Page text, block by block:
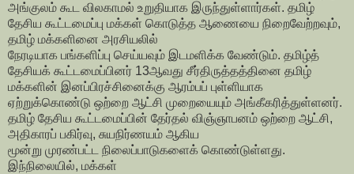
அங்குலம் கூட விலகாமல் உறுதியாக இருந்துள்ளார்கள். தமிழ்
தேசிய கூட்டமைப்பு மக்கள் கொடுத்த ஆணையை நிறைவேற்றவும்,
தமிழ் மக்களினை அரசியலில்
நேரடியாக பங்களிப்பு செய்யவும் இடமளிக்க வேண்டும். தமிழ்த்
தேசியக் கூட்டமைப்பினர் 13ஆவது சீர்திருத்தத்தினை தமிழ்
மக்களின் இனப்பிரச்சினைக்கு ஆரம்பப் புள்ளியாக
ஏற்றுக்கொண்டு ஒற்றை ஆட்சி முறையையும் அங்கீகரித்துள்ளனர்.
தமிழ் தேசிய கூட்டமைப்பின் தேர்தல் விஞ்ஞாபனம் ஒற்றை ஆட்சி,
அதிகாரப் பகிர்வு, சுயநிர்ணயம் ஆகிய
மூன்று முரண்பட்ட நிலைப்பாடுகளைக் கொண்டுள்ளது.
இந்நிலையில், மக்கள்